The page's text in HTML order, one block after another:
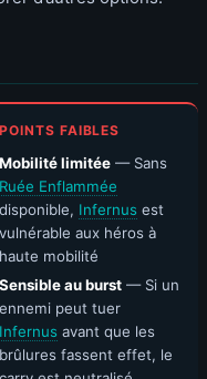
FAIBLES
Mobilité limitée — Sans
Ruée Enflammée
disponible, Infernus est
vulnérable aux héros à
haute mobilité
Sensible au burst — Si un
ennemi peut tuer
Infernus avant que les
brûlures fassent effet, le